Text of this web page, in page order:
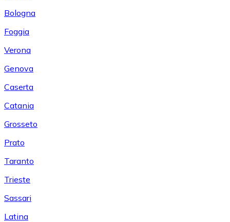
Bologna
Foggia
Verona
Genova
Caserta
Catania
Grosseto
Prato
Taranto
Trieste
Sassari
Latina